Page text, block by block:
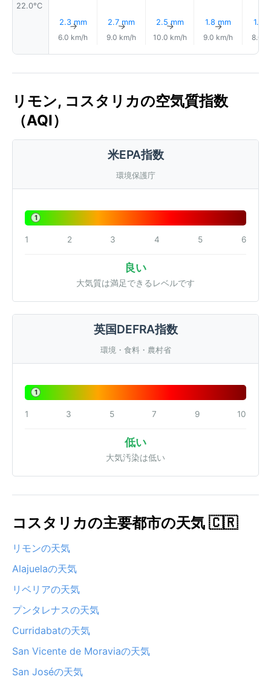
22.0°C
2.3 mm
↑
6.0 km/h
2.7 mm
↑
9.0 km/h
2.5 mm
↑
10.0 km/h
1.8 mm
↑
9.0 km/h
1.6
8.0
リモン, コスタリカの空気質指数
（AQI）
米EPA指数
環境保護庁
1
1 2 3 4 5 6
良い
大気質は満足できるレベルです
英国DEFRA指数
環境・食料・農村省
1
1 3 5 7 9 10
低い
大気汚染は低い
コスタリカの主要都市の天気 🇨🇷
リモンの天気
Alajuelaの天気
リベリアの天気
プンタレナスの天気
Curridabatの天気
San Vicente de Moraviaの天気
San Joséの天気